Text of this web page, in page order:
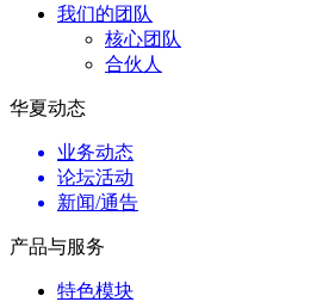
我们的团队
核心团队
合伙人
华夏动态
业务动态
论坛活动
新闻/通告
产品与服务
特色模块